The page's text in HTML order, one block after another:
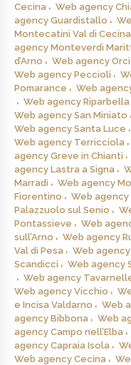
Cecina
Web agency
agency Guardistallo
Montecatini Val di Cecina
agency Monteverdi
d’Arno
Web agency
Web agency Peccioli
Pomarance
Web
Web agency Riparbella
Web agency San Miniato
Web agency Santa Luce
Web agency Terricciola
agency Greve in Chianti
agency Lastra a Signa
Marradi
Web agency
Fiorentino
Web
Palazzuolo sul Senio
Pontassieve
Web
sull’Arno
Web agency
Val di Pesa
Web
Scandicci
Web agency
Web agency
Web agency Vicchio
e Incisa Valdarno
Web
agency Bibbona
Web
agency Campo nell’Elba
agency Capraia Isola
Web agency Cecina